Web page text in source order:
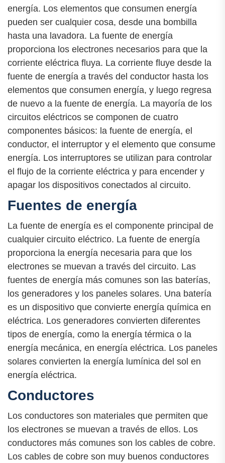
energía. Los elementos que consumen energía
pueden ser cualquier cosa, desde una bombilla
hasta una lavadora. La fuente de energía
proporciona los electrones necesarios para que la
corriente eléctrica fluya. La corriente fluye desde la
fuente de energía a través del conductor hasta los
elementos que consumen energía, y luego regresa
de nuevo a la fuente de energía. La mayoría de los
circuitos eléctricos se componen de cuatro
componentes básicos: la fuente de energía, el
conductor, el interruptor y el elemento que consume
energía. Los interruptores se utilizan para controlar
el flujo de la corriente eléctrica y para encender y
apagar los dispositivos conectados al circuito.
Fuentes de energía
La fuente de energía es el componente principal de
cualquier circuito eléctrico. La fuente de energía
proporciona la energía necesaria para que los
electrones se muevan a través del circuito. Las
fuentes de energía más comunes son las baterías,
los generadores y los paneles solares. Una batería
es un dispositivo que convierte energía química en
eléctrica. Los generadores convierten diferentes
tipos de energía, como la energía térmica o la
energía mecánica, en energía eléctrica. Los paneles
solares convierten la energía lumínica del sol en
energía eléctrica.
Conductores
Los conductores son materiales que permiten que
los electrones se muevan a través de ellos. Los
conductores más comunes son los cables de cobre.
Los cables de cobre son muy buenos conductores